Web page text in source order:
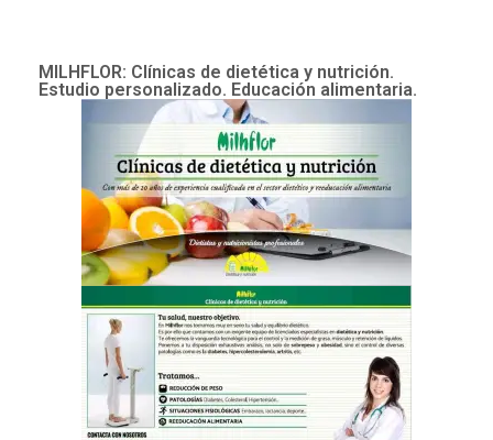
MILHFLOR: Clínicas de dietética y nutrición.
Estudio personalizado. Educación alimentaria.